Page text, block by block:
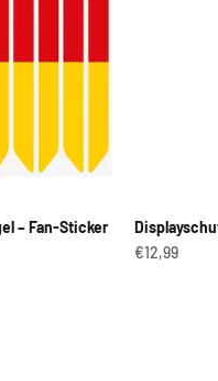
– Fan-Sticker
Angebot
€12,99